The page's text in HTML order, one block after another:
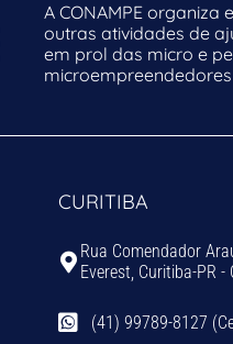
A CONAMPE
outras atividades de
em prol das micro e
CURITIBA
Rua Comendador
Everest, Curitiba-PR -
(41) 99789-8127